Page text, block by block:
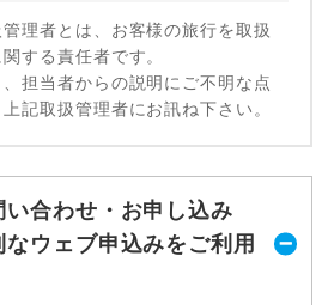
理者とは、お客様の旅行を取扱
する責任者です。
担当者からの説明にご不明な点
記取扱管理者にお訊ね下さい。
い合わせ・お申し込み
なウェブ申込みをご利用